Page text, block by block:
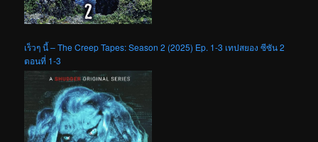
เร็วๆ นี้ – The Creep Tapes: Season 2 (2025) Ep. 1-3 เทปสยอง ซีซัน 2
ตอนที่ 1-3